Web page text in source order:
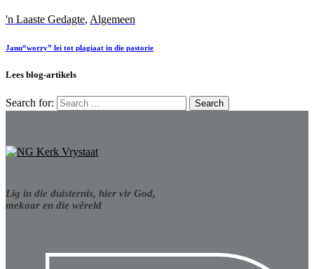
'n Laaste Gedagte, Algemeen
Janu“worry” lei tot plagiaat in die pastorie
Lees blog-artikels
Search for:
Lig in die duisternis, hier vir God,
mekaar en die wêreld